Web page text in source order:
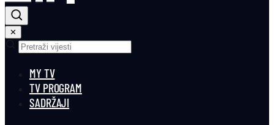
✕
MY TV
TV PROGRAM
SADRŽAJI